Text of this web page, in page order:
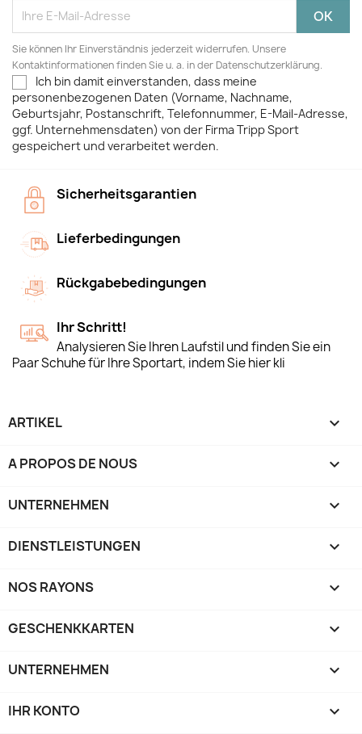
Sie können Ihr Einverständnis jederzeit widerrufen. Unsere
Kontaktinformationen finden Sie u. a. in der Datenschutzerklärung.
Ich bin damit einverstanden, dass meine
personenbezogenen Daten (Vorname, Nachname,
Geburtsjahr, Postanschrift, Telefonnummer, E-Mail-Adresse,
ggf. Unternehmensdaten) von der Firma Tripp Sport
gespeichert und verarbeitet werden.
Sicherheitsgarantien
Lieferbedingungen
Rückgabebedingungen
Ihr Schritt!
Analysieren Sie Ihren Laufstil und finden Sie ein
Paar Schuhe für Ihre Sportart, indem Sie hier kli
ARTIKEL 
A PROPOS DE NOUS 
UNTERNEHMEN 
DIENSTLEISTUNGEN 
NOS RAYONS 
GESCHENKKARTEN 
UNTERNEHMEN 
IHR KONTO 